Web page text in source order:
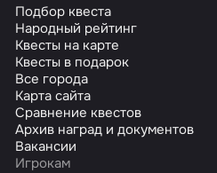
Подбор квеста
Народный рейтинг
Квесты на карте
Квесты в подарок
Все города
Карта сайта
Сравнение квестов
Архив наград и документов
Вакансии
Игрокам